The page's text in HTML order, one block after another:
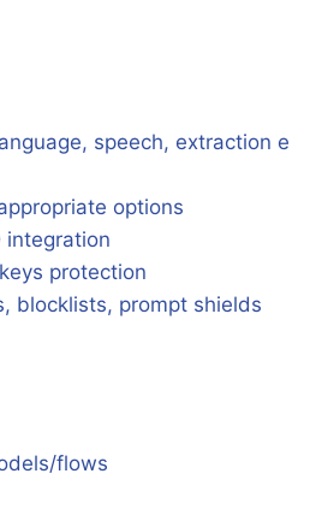
speech, extraction e
options
integration
protection
blocklists, prompt shields
flows